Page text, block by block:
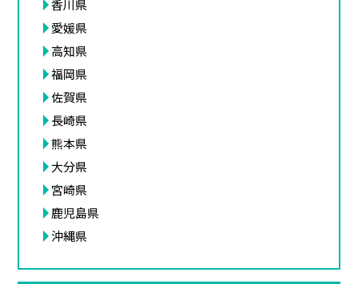
香川県
愛媛県
高知県
福岡県
佐賀県
長崎県
熊本県
大分県
宮崎県
鹿児島県
沖縄県